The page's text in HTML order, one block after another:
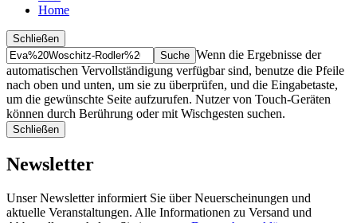
Home
Schließen
Suche
Finde
…
Wenn die Ergebnisse der
automatischen Vervollständigung verfügbar sind, benutze die Pfeile
nach oben und unten, um sie zu überprüfen, und die Eingabetaste,
um die gewünschte Seite aufzurufen. Nutzer von Touch-Geräten
können durch Berührung oder mit Wischgesten suchen.
Schließen
Newsletter
Unser Newsletter informiert Sie über Neuerscheinungen und
aktuelle Veranstaltungen. Alle Informationen zu Versand und